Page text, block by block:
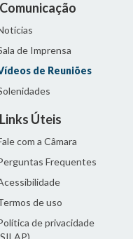
Comunicação
de Imprensa
de Reuniões
Links Úteis
com a Câmara
Frequentes
de uso
de privacidade